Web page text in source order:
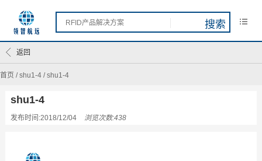
首页 /shu1-4 /shu1-4
返回
shu1-4
发布时间:2018/12/04 浏览次数:438